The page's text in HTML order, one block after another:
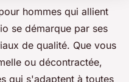
hommes qui allient
se démarque par ses
de qualité. Que vous
ou décontractée,
qui s'adaptent à toutes